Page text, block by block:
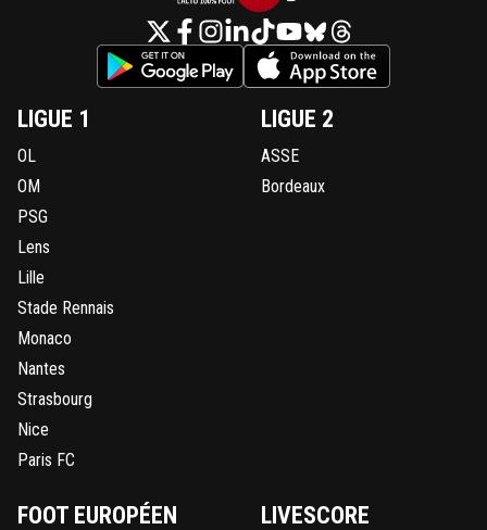
LIGUE 1
OL
OM
PSG
Lens
Lille
Stade Rennais
Monaco
Nantes
Strasbourg
Nice
Paris FC
LIGUE 2
ASSE
Bordeaux
FOOT EUROPÉEN LIVESCORE